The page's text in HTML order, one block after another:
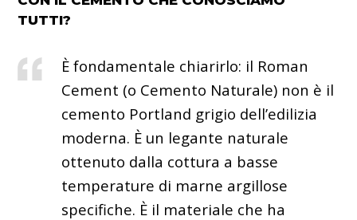
TUTTI?
È fondamentale chiarirlo: il Roman
Cement (o Cemento Naturale) non è il
cemento Portland grigio dell’edilizia
moderna. È un legante naturale
ottenuto dalla cottura a basse
temperature di marne argillose
specifiche. È il materiale che ha